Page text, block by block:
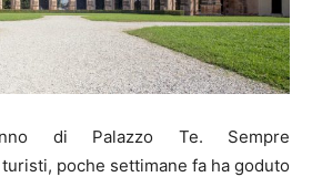
di Palazzo Te. Sempre
poche settimane fa ha goduto